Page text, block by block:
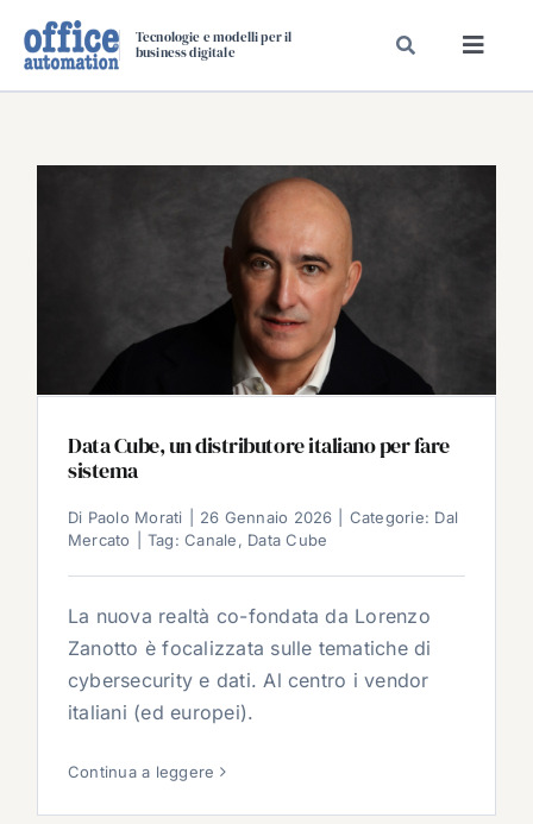
Tecnologie e modelli per il
business digitale
TAVOLE ROTONDE DI REDAZIONE
Data Cube, un distributore italiano per fare
sistema
Di Paolo Morati 26 Gennaio 2026 Categorie: Dal
Mercato
Tag:Canale, Data Cube
La nuova realtà co-fondata da Lorenzo
Zanotto è focalizzata sulle tematiche di
cybersecurity e dati. Al centro i vendor
italiani (ed europei).
Continua a leggere